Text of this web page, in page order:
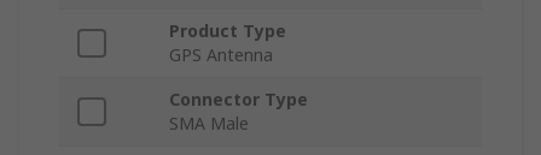
Product Type
GPS Antenna
Connector Type
SMA Male